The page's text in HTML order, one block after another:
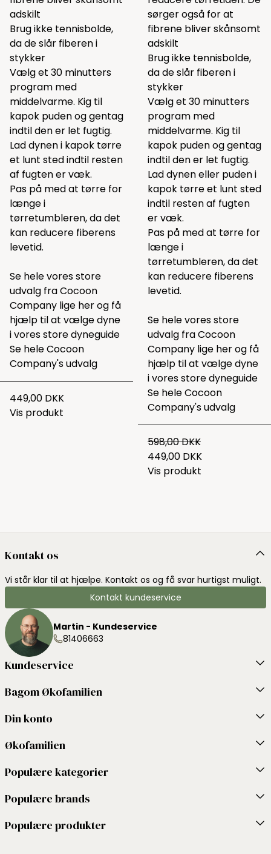
adskilt
Brug ikke tennisbolde,
da de slår fiberen i
stykker
Vælg et 30 minutters
program med
middelvarme. Kig til
kapok puden og gentag
indtil den er let fugtig.
Lad dynen i kapok tørre
et lunt sted indtil resten
af fugten er væk.
Pas på med at tørre for
længe i
tørretumbleren, da det
kan reducere fiberens
levetid.
Se hele vores store
udvalg fra Cocoon
Company lige herog få
hjælp til at vælge dyne
i voresstore dyneguide
Se heleCocoon
Company's udvalg
449,00 DKK
Vis produkt
sørger også for at
fibrene bliver skånsomt
adskilt
Brug ikke tennisbolde,
da de slår fiberen i
stykker
Vælg et 30 minutters
program med
middelvarme. Kig til
kapok puden og gentag
indtil den er let fugtig.
Lad dynen eller puden i
kapok tørre et lunt sted
indtil resten af fugten
er væk.
Pas på med at tørre for
længe i
tørretumbleren, da det
kan reducere fiberens
levetid.
Se hele vores store
udvalg fra Cocoon
Company lige herog få
hjælp til at vælge dyne
i voresstore dyneguide
Se heleCocoon
Company's udvalg
598,00 DKK
449,00 DKK
Vis produkt
Kontakt os
Vi står klar til at hjælpe. Kontakt os og få svar hurtigst muligt.
Kontakt kundeservice
Martin - Kundeservice
81406663
Kundeservice
Bagom Økofamilien
Din konto
Økofamilien
Populære kategorier
Populære brands
Populære produkter